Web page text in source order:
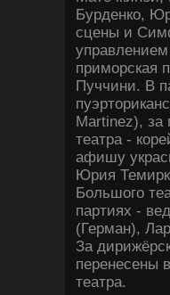
Бурденко,
сцены и
приморская
Пуччини. В
Martinez), за
театра -
афишу
Юрия
Большого
партиях -
(Герман),
За
перенесены
театра.